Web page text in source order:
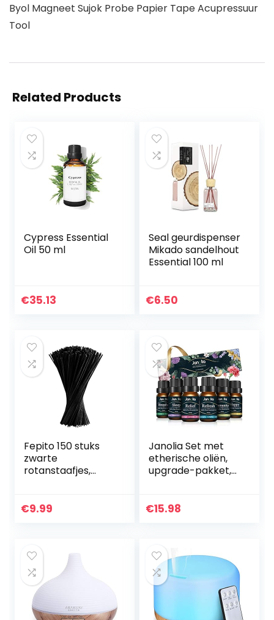
Byol Magneet Sujok Probe Papier Tape Acupressuur
Tool
Related Products
Cypress Essential
Oil 50 ml
€35.13
Seal geurdispenser
Mikado sandelhout
Essential 100 ml
€6.50
Fepito 150 stuks
zwarte
rotanstaafjes,
diffusertokjes,
€9.99
Janolia Set met
etherische oliën,
upgrade-pakket,
diffuser om
€15.98